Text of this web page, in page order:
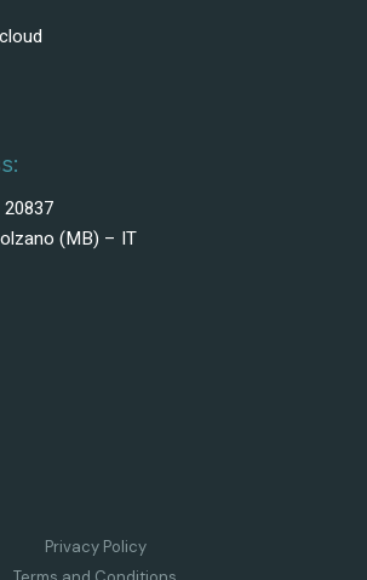
(MB) – IT
Privacy Policy